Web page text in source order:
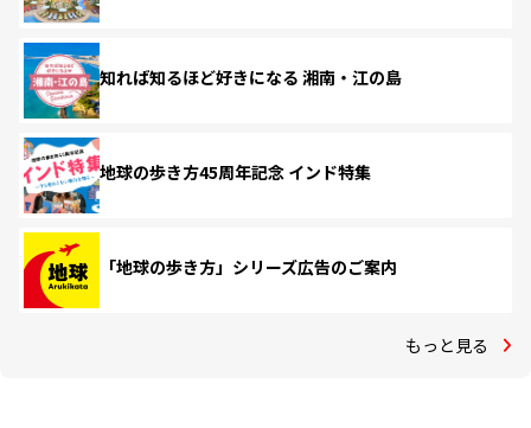
知れば知るほど好きになる 湘南・江の島
地球の歩き方45周年記念 インド特集
「地球の歩き方」シリーズ広告のご案内
もっと見る